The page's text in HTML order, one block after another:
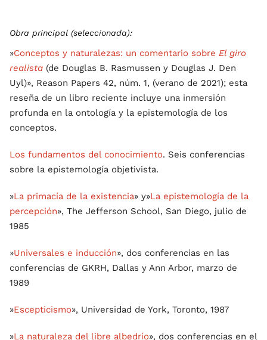
Obra principal (seleccionada):
»Conceptos y naturalezas: un comentario sobre El giro
realista (de Douglas B. Rasmussen y Douglas J. Den
Uyl)», Reason Papers 42, núm. 1, (verano de 2021); esta
reseña de un libro reciente incluye una inmersión
profunda en la ontología y la epistemología de los
conceptos.
Los fundamentos del conocimiento. Seis conferencias
sobre la epistemología objetivista.
»La primacía de la existencia» y»La epistemología de la
percepción», The Jefferson School, San Diego, julio de
1985
»Universales e inducción», dos conferencias en las
conferencias de GKRH, Dallas y Ann Arbor, marzo de
1989
»Escepticismo», Universidad de York, Toronto, 1987
»La naturaleza del libre albedrío», dos conferencias en el